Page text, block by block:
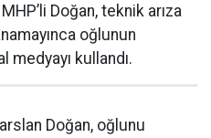
Doğan, teknik arıza
oğlunun
kullandı.
Doğan, oğlunu